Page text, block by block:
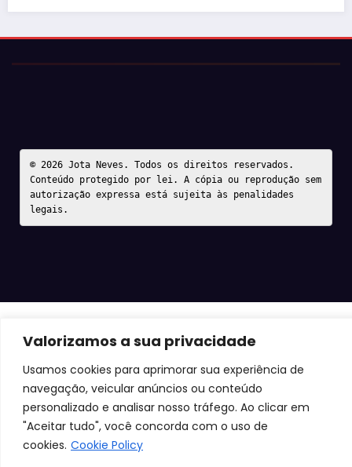
Valorizamos a sua privacidade
Usamos cookies para aprimorar sua experiência de
navegação, veicular anúncios ou conteúdo
personalizado e analisar nosso tráfego. Ao clicar em
"Aceitar tudo", você concorda com o uso de
cookies. Cookie Policy
© 2026 Jota Neves. Todos os direitos reservados.
Conteúdo protegido por lei. A cópia ou reprodução sem
autorização expressa está sujeita às penalidades
legais.